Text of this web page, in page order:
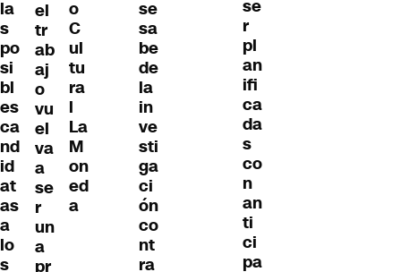
la
s
po
si
bl
es
ca
nd
id
at
as
a
lo
s
el
tr
ab
aj
o
vu
el
va
a
se
r
un
a
pr
o
C
ul
tu
ra
l
La
M
on
ed
a
se
sa
be
de
la
in
ve
sti
ga
ci
ón
co
nt
ra
se
r
pl
an
ifi
ca
da
s
co
n
an
ti
ci
pa